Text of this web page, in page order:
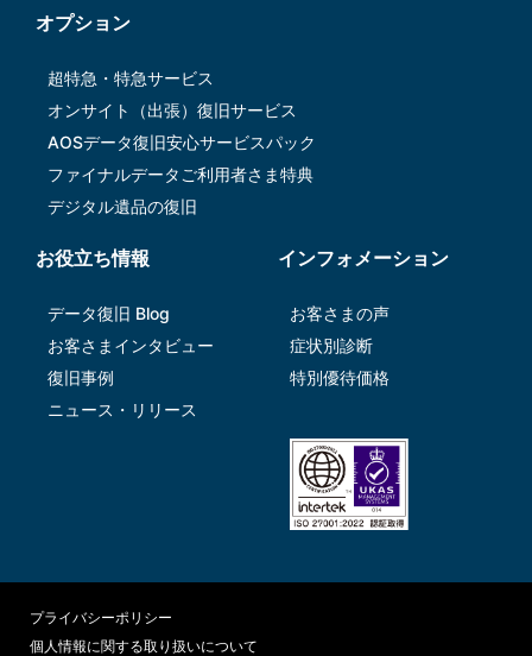
オプション
超特急・特急サービス
オンサイト（出張）復旧サービス
AOSデータ復旧安⼼サービスパック
ファイナルデータご利⽤者さま特典
デジタル遺品の復旧
お役立ち情報
データ復旧 Blog
お客さまインタビュー
復旧事例
ニュース・リリース
インフォメーション
お客さまの声
症状別診断
特別優待価格
プライバシーポリシー
個人情報に関する取り扱いについて